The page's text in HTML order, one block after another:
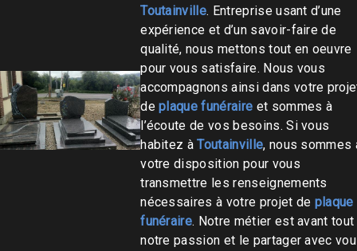
Toutainville. Entreprise usant d’une
expérience et d’un savoir-faire de
qualité, nous mettons tout en oeuvre
pour vous satisfaire. Nous vous
accompagnons ainsi dans votre
deplaque funéraire et sommes à
l’écoute de vos besoins. Si vous
habitez àToutainville, nous sommes
votre disposition pour vous
transmettre les renseignements
nécessaires à votre projet de plaque
funéraire. Notre métier est avant tout
notre passion et le partager avec